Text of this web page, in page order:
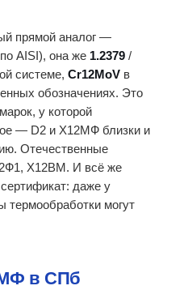
прямой аналог —
AISI), она же 1.2379 /
системе, Cr12MoV в
обозначениях. Это
у которой
— D2 и Х12МФ близки и
Отечественные
Х12ВМ. И всё же
даже у
термообработки могут
в СПб